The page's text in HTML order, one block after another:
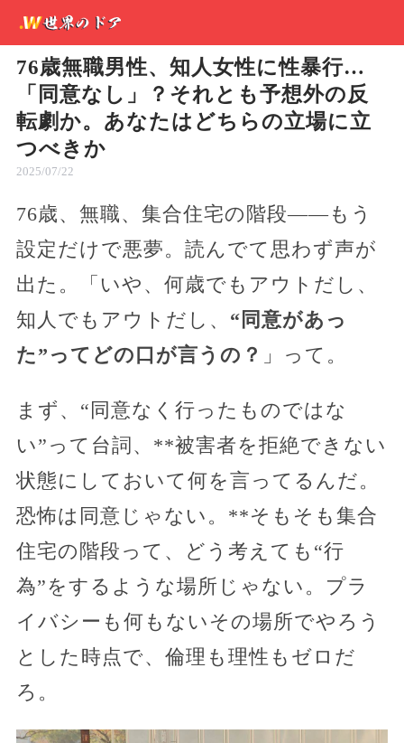
76歳無職男性、知人女性に性暴行…
「同意なし」？それとも予想外の反
転劇か。あなたはどちらの立場に立
つべきか
2025/07/22
76歳、無職、集合住宅の階段——もう
設定だけで悪夢。読んでて思わず声が
出た。「いや、何歳でもアウトだし、
知人でもアウトだし、 “同意があっ
た”ってどの口が言うの？ 」って。
まず、“同意なく行ったものではな
い”って台詞、**被害者を拒絶できない
状態にしておいて何を言ってるんだ。
恐怖は同意じゃない。**そもそも集合
住宅の階段って、どう考えても“行
為”をするような場所じゃない。プラ
イバシーも何もないその場所でやろう
とした時点で、倫理も理性もゼロだ
ろ。